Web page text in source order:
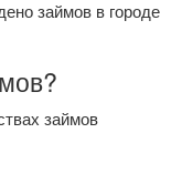
займов в городе
займов